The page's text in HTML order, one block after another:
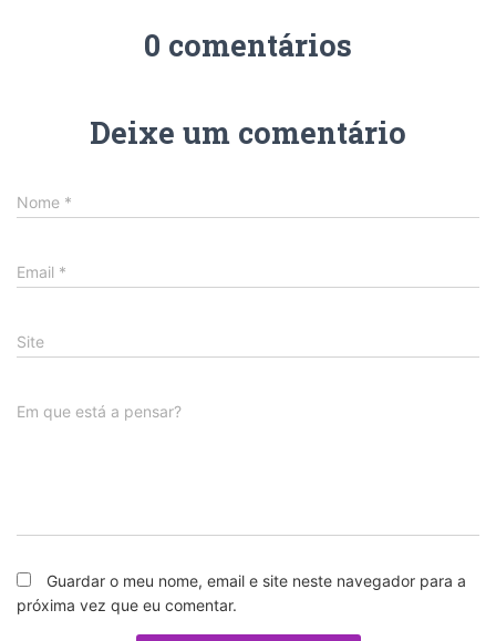
0 comentários
Deixe um comentário
Nome *
Email *
Site
Em que está a pensar?
Guardar o meu nome, email e site neste navegador para a
próxima vez que eu comentar.